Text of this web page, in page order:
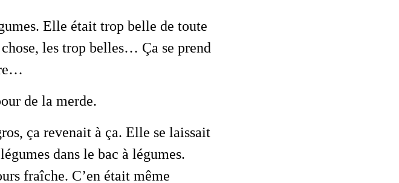
Elle était trop belle de toute
les trop belles… Ça se prend
de la merde.
ça revenait à ça. Elle se laissait
dans le bac à légumes.
fraîche. C’en était même